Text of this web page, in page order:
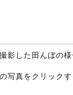
影した田んぼの様
真をクリックす